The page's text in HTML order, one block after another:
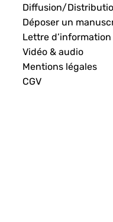
Diffusion/
Déposer un
Lettre d’information
Vidéo & audio
Mentions légales
CGV